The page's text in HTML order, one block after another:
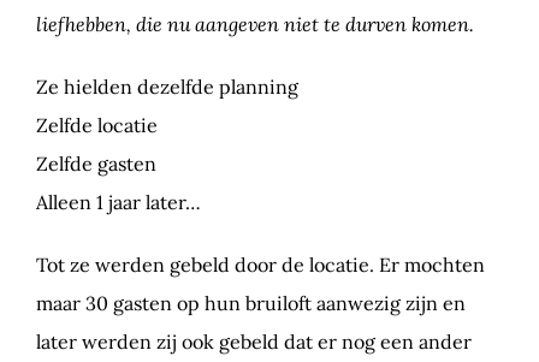
liefhebben, die nu aangeven niet te durven komen.
Ze hielden dezelfde planning
Zelfde locatie
Zelfde gasten
Alleen 1 jaar later…
Tot ze werden gebeld door de locatie. Er mochten
maar 30 gasten op hun bruiloft aanwezig zijn en
later werden zij ook gebeld dat er nog een ander